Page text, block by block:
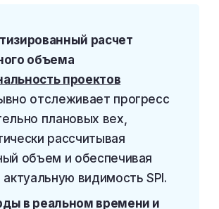
расчет
объема
проектов
отслеживает прогресс
плановых вех,
рассчитывая
объем и обеспечивая
видимость SPI.
в реальном времени и